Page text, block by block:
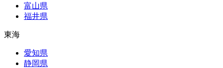
富山県
福井県
東海
愛知県
静岡県